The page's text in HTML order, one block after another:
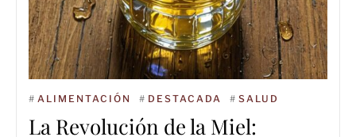
# ALIMENTACIÓN # DESTACADA # SALUD
La Revolución de la Miel: